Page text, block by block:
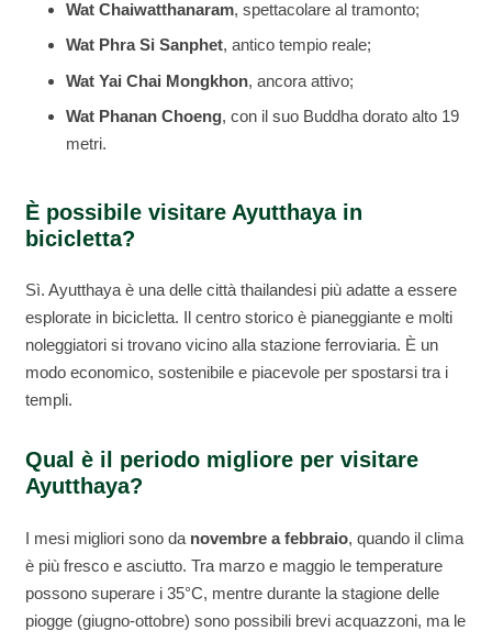
Wat Chaiwatthanaram, spettacolare al tramonto;
Wat Phra Si Sanphet, antico tempio reale;
Wat Yai Chai Mongkhon, ancora attivo;
Wat Phanan Choeng, con il suo Buddha dorato alto 19
metri.
È possibile visitare Ayutthaya in
bicicletta?
Sì. Ayutthaya è una delle città thailandesi più adatte a essere
esplorate in bicicletta. Il centro storico è pianeggiante e molti
noleggiatori si trovano vicino alla stazione ferroviaria. È un
modo economico, sostenibile e piacevole per spostarsi tra i
templi.
Qual è il periodo migliore per visitare
Ayutthaya?
I mesi migliori sono da novembre a febbraio, quando il clima
è più fresco e asciutto. Tra marzo e maggio le temperature
possono superare i 35°C, mentre durante la stagione delle
piogge (giugno-ottobre) sono possibili brevi acquazzoni, ma le